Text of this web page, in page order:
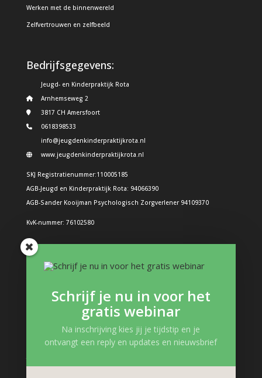
Werken met de binnenwereld
Zelfvertrouwen en zelfbeeld
Bedrijfsgegevens:
Jeugd- en Kinderpraktijk Rota
Arnhemseweg 2
3817 CH Amersfoort
0618398533
info@jeugdenkinderpraktijkrota.nl
www.jeugdenkinderpraktijkrota.nl
SKJ Registratienummer:110005185
AGB-Jeugd en Kinderpraktijk Rota: 94066390
AGB-Sander Kooijman Psychologisch Zorgverlener 94109370
KvK-nummer: 76102580
Problemen bij kinderen
Structuur in de dag: Hoe doe je dat?
Boeken en interessante links
Gevoelens kind
Zelfvertrouwen kind
Trauma, verlies en pleegzorg
Schrijf je nu in voor het
gratis webinar
Na inschrijving kies jij je tijdstip en je
ontvangt een reply en updates en nieuwsbrief